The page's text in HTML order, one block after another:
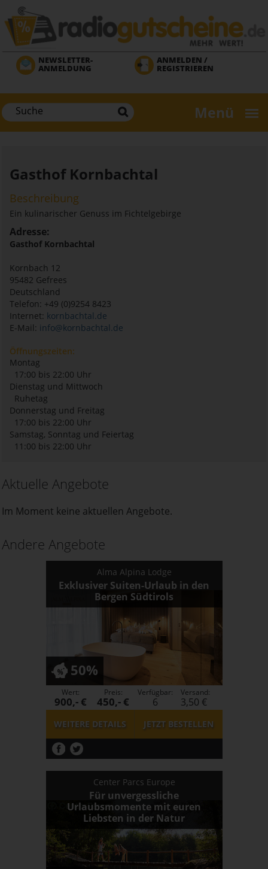
Direkt
zum
Inhalt
NEWSLETTER-
ANMELDUNG
ANMELDEN /
REGISTRIEREN
Menü
Gasthof Kornbachtal
Beschreibung
Ein kulinarischer Genuss im Fichtelgebirge
Adresse:
Gasthof Kornbachtal
Kornbach 12
95482 Gefrees
Deutschland
Telefon: +49 (0)9254 8423
Internet: kornbachtal.de
E-Mail: info@kornbachtal.de
Öffnungszeiten:
Montag
17:00 bis 22:00 Uhr
Dienstag und Mittwoch
Ruhetag
Donnerstag und Freitag
17:00 bis 22:00 Uhr
Samstag, Sonntag und Feiertag
11:00 bis 22:00 Uhr
Aktuelle Angebote
Im Moment keine aktuellen Angebote.
Andere Angebote
Alma Alpina Lodge
Exklusiver Suiten-Urlaub in den
Bergen Südtirols
50%
WEITERE DETAILS JETZTBESTELLEN
Wert:
900,- €
Preis:
450,- €
Verfügbar:
6
Versand:
3,50 €
Center Parcs Europe
Für unvergessliche
Urlaubsmomente mit euren
Liebsten in der Natur